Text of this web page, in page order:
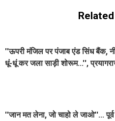
''ऊपरी मंजिल पर पंजाब एंड सिंध बैंक,
धूं-धूं कर जला साड़ी शोरूम...'',
''जान मत लेना, जो चाहो ले जाओ''... पूर्व